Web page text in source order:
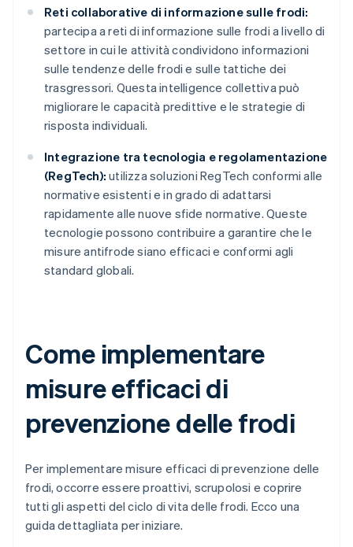
Reti collaborative di informazione sulle frodi:
partecipa a reti di informazione sulle frodi a livello di
settore in cui le attività condividono informazioni
sulle tendenze delle frodi e sulle tattiche dei
trasgressori. Questa intelligence collettiva può
migliorare le capacità predittive e le strategie di
risposta individuali.
Integrazione tra tecnologia e regolamentazione
(RegTech): utilizza soluzioni RegTech conformi alle
normative esistenti e in grado di adattarsi
rapidamente alle nuove sfide normative. Queste
tecnologie possono contribuire a garantire che le
misure antifrode siano efficaci e conformi agli
standard globali.
Come implementare
misure efficaci di
prevenzione delle frodi
Per implementare misure efficaci di prevenzione delle
frodi, occorre essere proattivi, scrupolosi e coprire
tutti gli aspetti del ciclo di vita delle frodi. Ecco una
guida dettagliata per iniziare.